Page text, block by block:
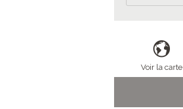
Voir la carte